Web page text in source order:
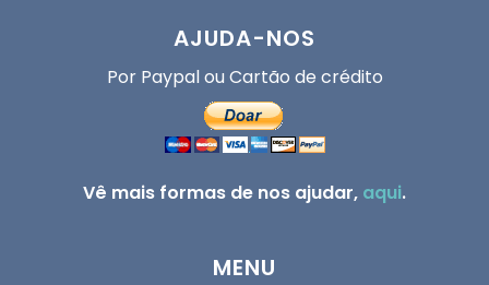
AJUDA-NOS
Por Paypal ou Cartão de crédito
Vê mais formas de nos ajudar, aqui.
MENU